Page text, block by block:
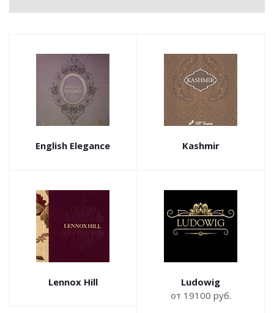
English Elegance Kashmir
Lennox Hill
Ludowig
от 19100 руб.